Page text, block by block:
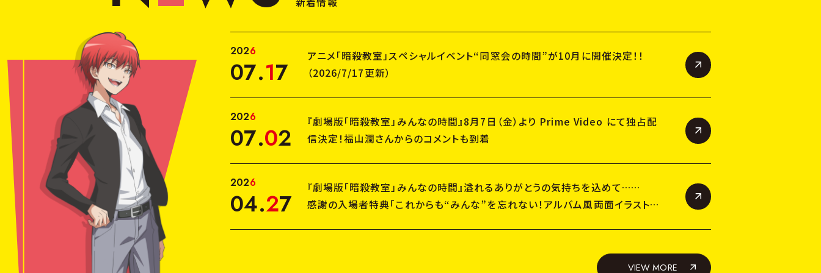
2026
07.17
アニメ「暗殺教室」スペシャルイベント“同窓会の時間”が10月に開催決定！！
（2026/7/17更新）
2026
07.02
『劇場版「暗殺教室」みんなの時間』8月7日（金）より Prime Video にて独占配
信決定！福山潤さんからのコメントも到着
2026
04.27
『劇場版「暗殺教室」みんなの時間』溢れるありがとうの気持ちを込めて……
感謝の入場者特典「これからも“みんな”を忘れない！アルバム風両面イラストカ
VIEW MORE